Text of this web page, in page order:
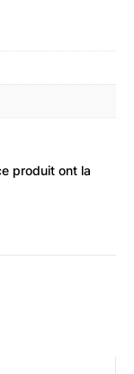
produit ont la